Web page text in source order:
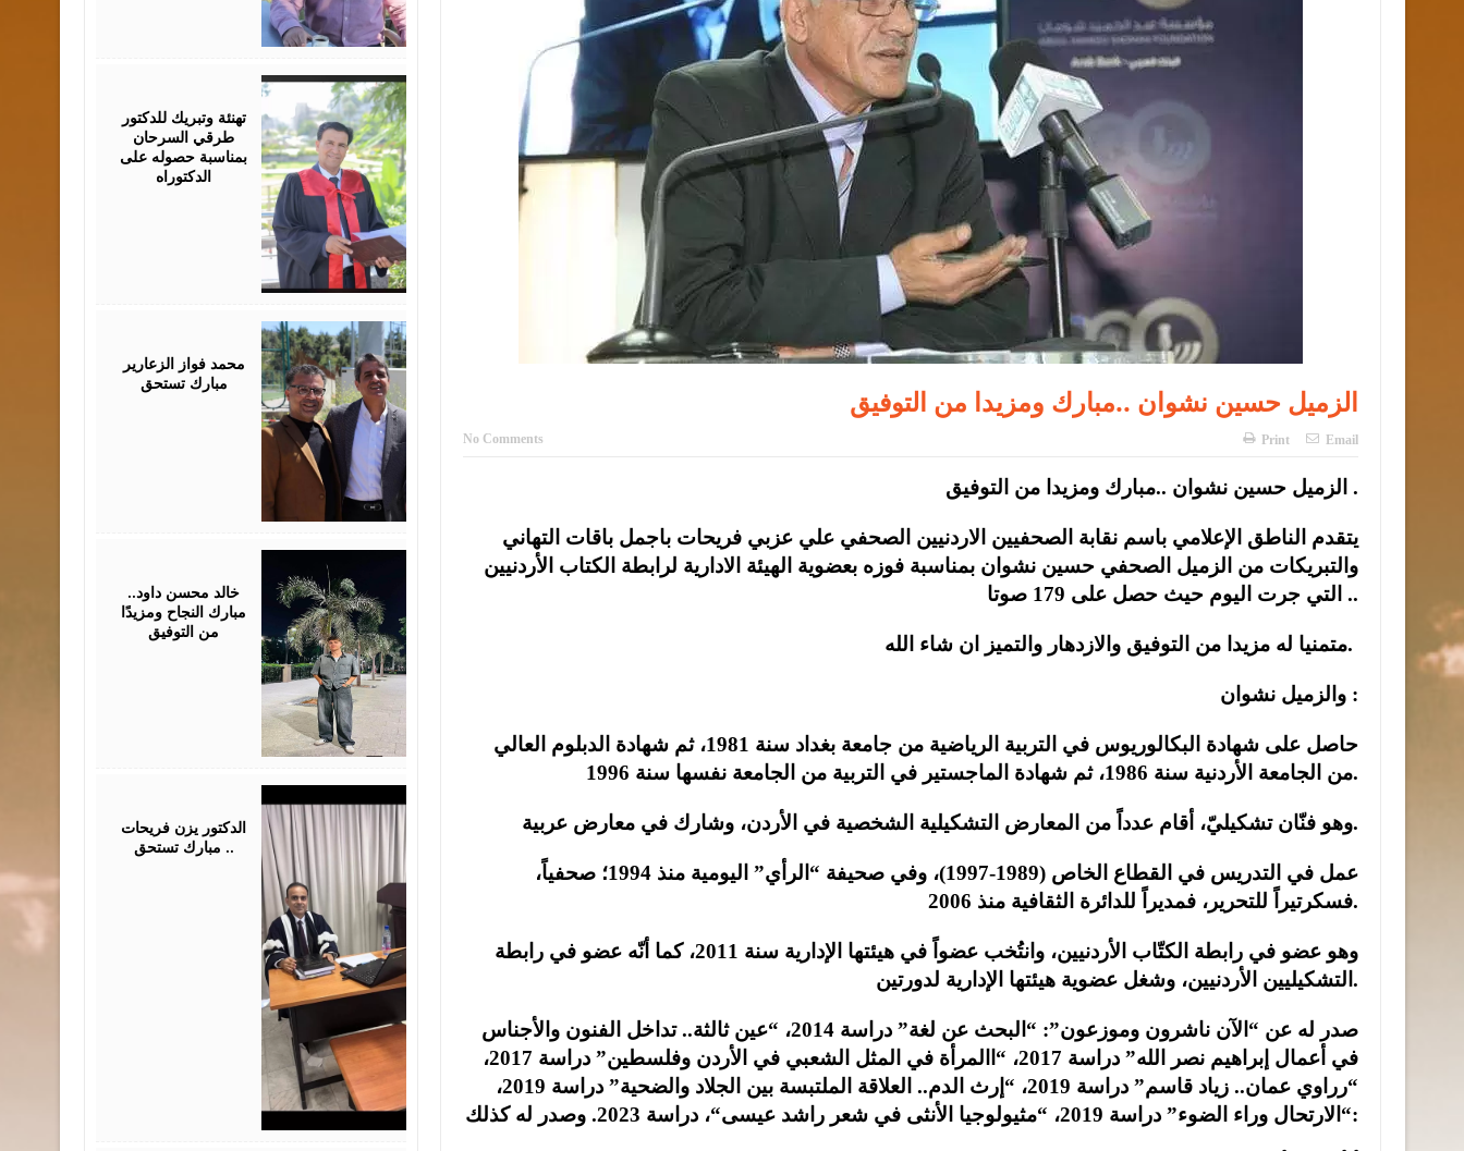
الزميل حسين نشوان ..مبارك ومزيدا من التوفيق
No Comments Print Email
الزميل حسين نشوان ..مبارك ومزيدا من التوفيق .
يتقدم الناطق الإعلامي باسم نقابة الصحفيين الاردنيين الصحفي علي عزبي فريحات باجمل باقات التهاني
والتبريكات من الزميل الصحفي حسين نشوان بمناسبة فوزه بعضوية الهيئة الادارية لرابطة الكتاب الأردنيين
التي جرت اليوم حيث حصل على 179 صوتا ..
متمنيا له مزيدا من التوفيق والازدهار والتميز ان شاء الله.
والزميل نشوان :
حاصل على شهادة البكالوريوس في التربية الرياضية من جامعة بغداد سنة 1981، ثم شهادة الدبلوم العالي
من الجامعة الأردنية سنة 1986، ثم شهادة الماجستير في التربية من الجامعة نفسها سنة 1996.
وهو فنّان تشكيليّ، أقام عدداً من المعارض التشكيلية الشخصية في الأردن، وشارك في معارض عربية.
عمل في التدريس في القطاع الخاص (1989-1997)، وفي صحيفة “الرأي” اليومية منذ 1994؛ صحفياً،
فسكرتيراً للتحرير، فمديراً للدائرة الثقافية منذ 2006.
وهو عضو في رابطة الكتّاب الأردنيين، وانتُخب عضواً في هيئتها الإدارية سنة 2011، كما أنّه عضو في رابطة
التشكيليين الأردنيين، وشغل عضوية هيئتها الإدارية لدورتين.
صدر له عن “الآن ناشرون وموزعون”: “البحث عن لغة” دراسة 2014، “عين ثالثة.. تداخل الفنون والأجناس
في أعمال إبراهيم نصر الله” دراسة 2017، “االمرأة في المثل الشعبي في الأردن وفلسطين” دراسة 2017،
“رراوي عمان.. زياد قاسم” دراسة 2019، “إرث الدم.. العلاقة الملتبسة بين الجلاد والضحية” دراسة 2019،
“الارتحال وراء الضوء” دراسة 2019، “مثيولوجيا الأنثى في شعر راشد عيسى“، دراسة 2023. وصدر له كذلك:
تهنئة وتبريك للدكتور
طرقي السرحان
بمناسبة حصوله على
الدكتوراه
محمد فواز الزعارير
مبارك تستحق
خالد محسن داود..
مبارك النجاح ومزيدًا
من التوفيق
الدكتور يزن فريحات
مبارك تستحق ..